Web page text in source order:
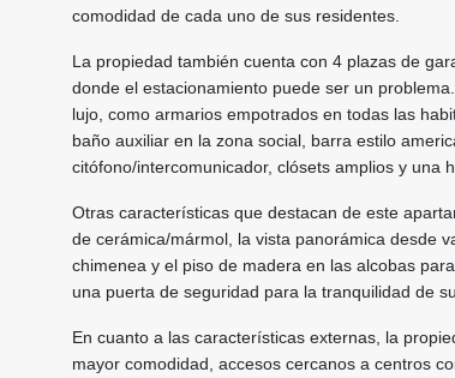
comodidad de cada uno de sus residentes.
La propiedad también cuenta con 4 plazas de
donde el estacionamiento puede ser un
lujo, como armarios empotrados en todas las
baño auxiliar en la zona social, barra estilo
citófono/intercomunicador, clósets amplios y una
Otras características que destacan de este
de cerámica/mármol, la vista panorámica desde
chimenea y el piso de madera en las alcobas
una puerta de seguridad para la tranquilidad de
En cuanto a las características externas, la
mayor comodidad, accesos cercanos a centros